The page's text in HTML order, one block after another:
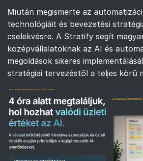
Miután megismerte az
technológiáit és bevezetési
cselekvésre. A Stratify segít
középvállalatoknak az AI és
megoldások sikeres
stratégiai tervezéstől a teljes körű